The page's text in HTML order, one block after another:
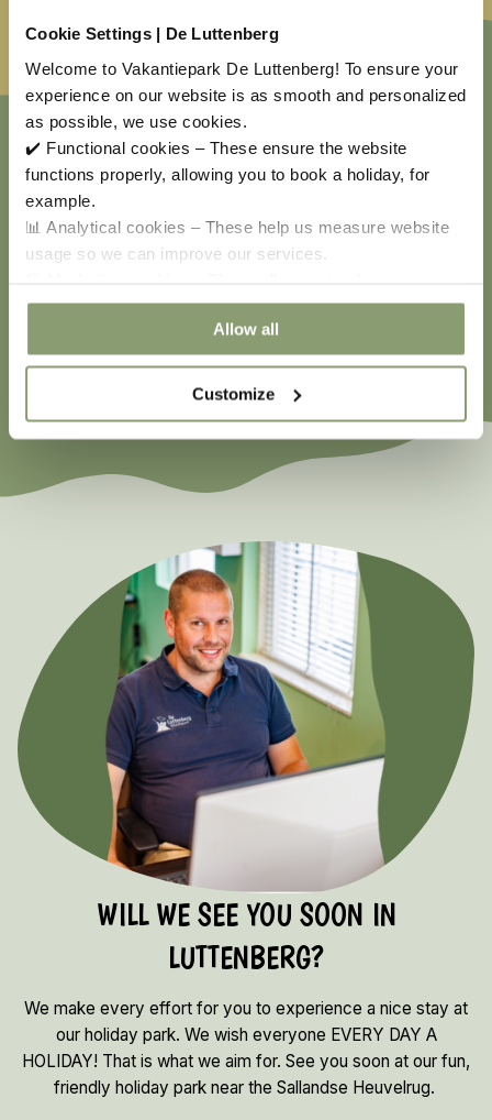
Cookie Settings | De Luttenberg
Welcome to Vakantiepark De Luttenberg! To ensure your
experience on our website is as smooth and personalized
as possible, we use cookies.
✔️ Functional cookies – These ensure the website
functions properly, allowing you to book a holiday, for
example.
📊 Analytical cookies – These help us measure website
usage so we can improve our services.
relevant offers and advertisements.
Allow all
Customize
WILL WE SEE YOU SOON IN
LUTTENBERG?
We make every effort for you to experience a nice stay at
our holiday park. We wish everyone EVERY DAY A
HOLIDAY! That is what we aim for. See you soon at our fun,
friendly holiday park near the Sallandse Heuvelrug.